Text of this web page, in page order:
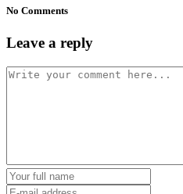
No Comments
Leave a reply